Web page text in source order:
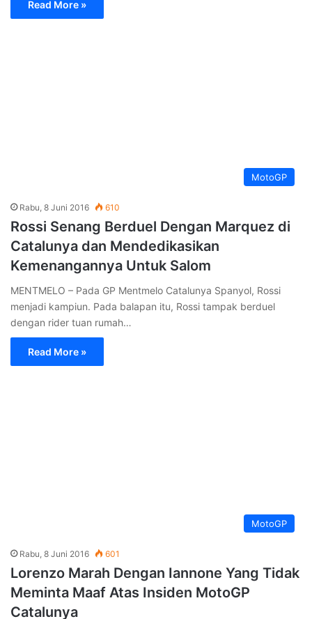
Read More »
MotoGP
Rabu, 8 Juni 2016 610
Rossi Senang Berduel Dengan Marquez di
Catalunya dan Mendedikasikan
Kemenangannya Untuk Salom
MENTMELO – Pada GP Mentmelo Catalunya Spanyol, Rossi
menjadi kampiun. Pada balapan itu, Rossi tampak berduel
dengan rider tuan rumah…
Read More »
MotoGP
Rabu, 8 Juni 2016 601
Lorenzo Marah Dengan Iannone Yang Tidak
Meminta Maaf Atas Insiden MotoGP
Catalunya